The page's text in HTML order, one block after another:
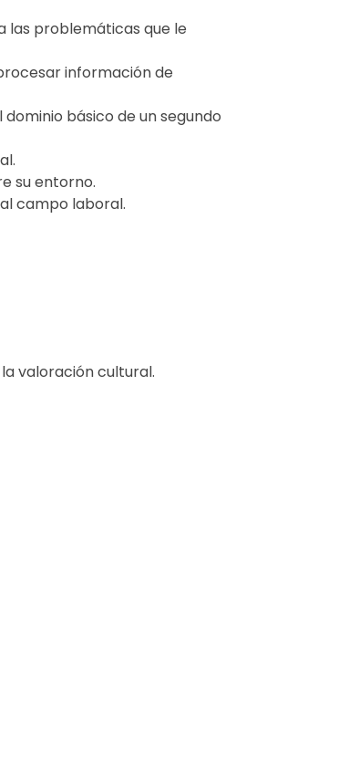
las problemáticas que le
información de
básico de un segundo
su entorno.
campo laboral.
valoración cultural.